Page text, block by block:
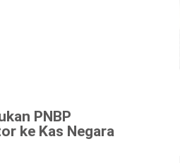
PNBP
ke Kas Negara